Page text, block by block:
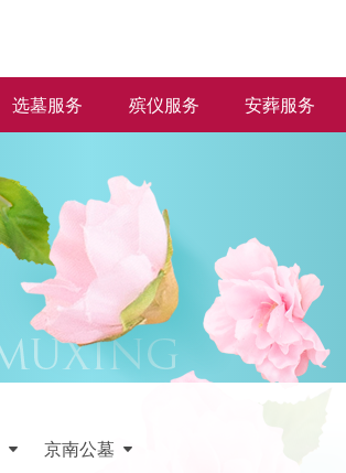
选墓服务 殡仪服务 安葬服务
京南公墓